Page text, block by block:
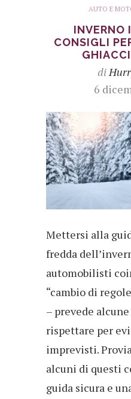
AUTO E
INVERNO
CONSIGLI
di
6
Mettersi alla
fredda
automobilisti
“cambio di
– prevede
rispettare per
imprevisti.
alcuni di questi
guida sicura e